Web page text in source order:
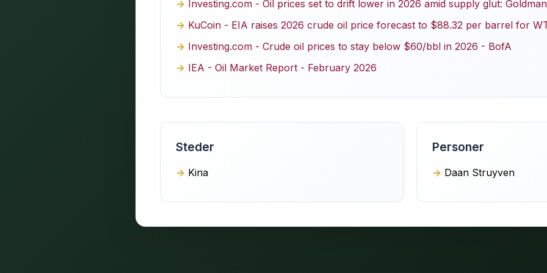
Investing.com - Oil prices set to drift lower in 2026 amid supply glut: Goldman
KuCoin - EIA raises 2026 crude oil price forecast to $88.32 per barrel for
Investing.com - Crude oil prices to stay below $60/bbl in 2026 - BofA
IEA - Oil Market Report - February 2026
Steder
Kina
Personer
Daan Struyven